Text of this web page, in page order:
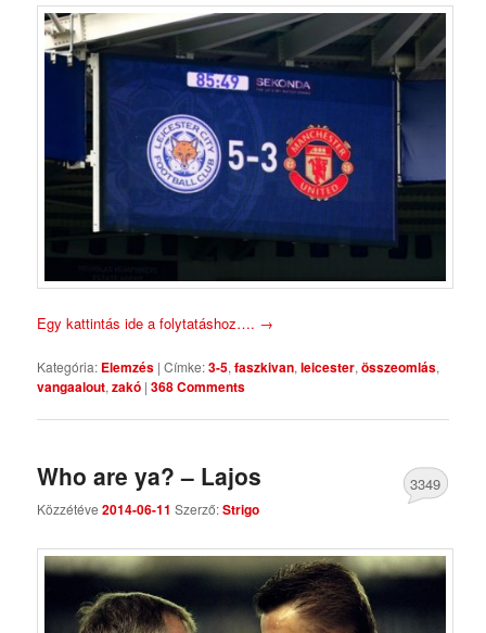
Egy kattintás ide a folytatáshoz…. →
Kategória: Elemzés |Címke:3-5,faszkivan,leicester,összeomlás,
vangaalout,zakó |368 Comments
Who are ya? – Lajos
Közzétéve2014-06-11 Szerző:Strigo
3349